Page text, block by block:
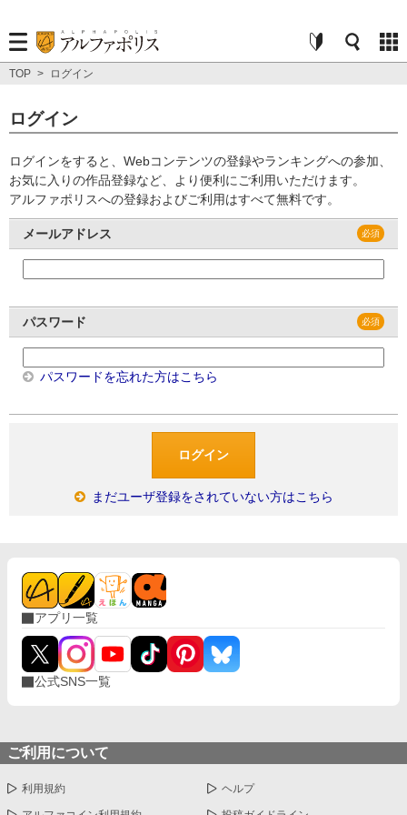
TOP > ログイン
ログイン
ログインをすると、Webコンテンツの登録やランキングへの参加、
お気に入りの作品登録など、より便利にご利用いただけます。
アルファポリスへの登録およびご利用はすべて無料です。
メールアドレス
パスワード
パスワードを忘れた方はこちら
まだユーザ登録をされていない方はこちら
アプリ一覧
公式SNS一覧
ご利用について
利用規約 ヘルプ